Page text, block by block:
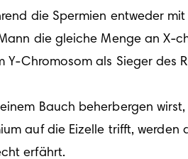
die Spermien entweder
die gleiche Menge an X-
Chromosom als Sieger des
Bauch beherbergen
auf die Eizelle trifft,
erfährt.